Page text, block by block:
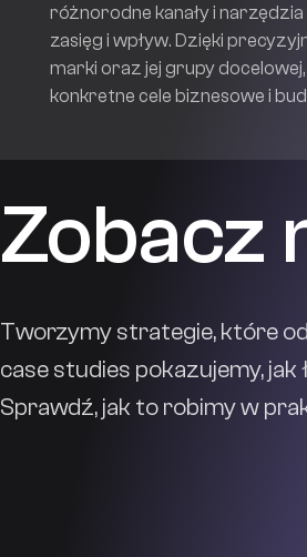
różnorodne kanały i
zasięg i wpływ. Dzięki
marki oraz jej grupy
konkretne cele biznesowe i
Zobacz
Tworzymy strategie, które
case studies pokazujemy,
Sprawdź, jak to robimy w